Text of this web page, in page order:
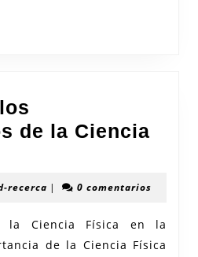
de la Ciencia
recercad-| 0 comentarios
la Ciencia Física en la
de la Ciencia Física